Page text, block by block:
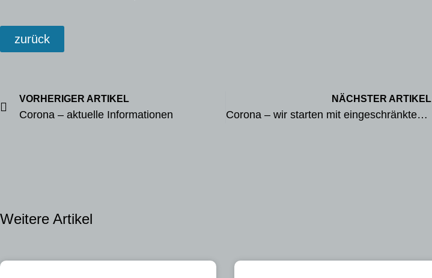
zurück
VORHERIGER ARTIKEL
Corona – aktuelle Informationen
NÄCHSTER ARTIKEL
Corona – wir starten mit eingeschränktem Trainingsbetrieb
Weitere Artikel